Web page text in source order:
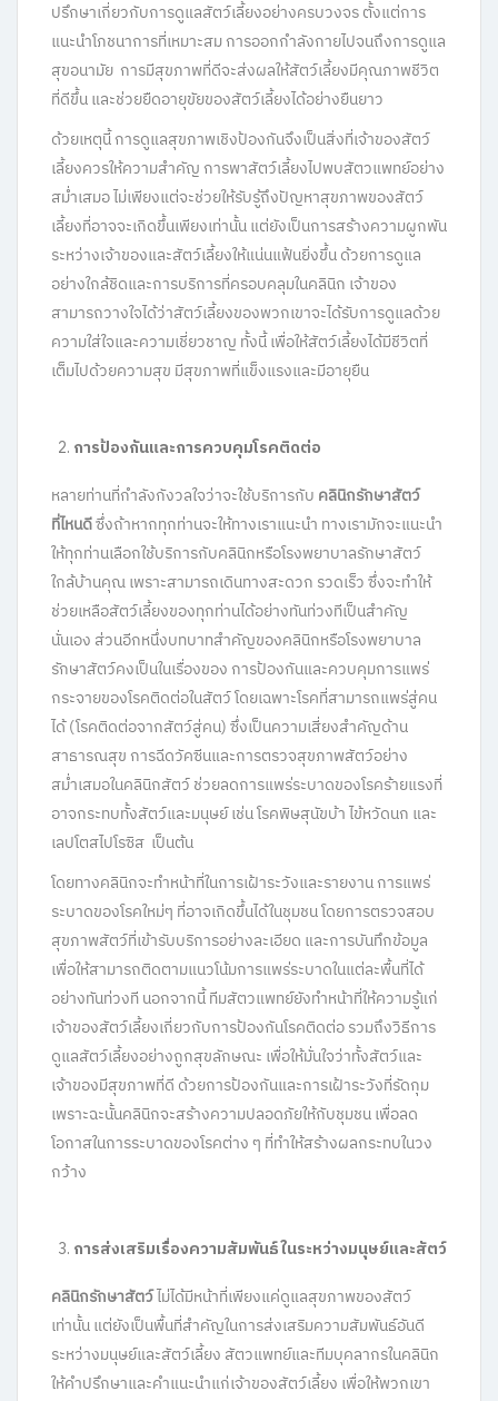
ปรึกษาเกี่ยวกับการดูแลสัตว์เลี้ยงอย่างครบวงจร ตั้งแต่การ
แนะนำโภชนาการที่เหมาะสม การออกกำลังกายไปจนถึงการดูแล
สุขอนามัย การมีสุขภาพที่ดีจะส่งผลให้สัตว์เลี้ยงมีคุณภาพชีวิต
ที่ดีขึ้น และช่วยยืดอายุขัยของสัตว์เลี้ยงได้อย่างยืนยาว
ด้วยเหตุนี้ การดูแลสุขภาพเชิงป้องกันจึงเป็นสิ่งที่เจ้าของสัตว์
เลี้ยงควรให้ความสำคัญ การพาสัตว์เลี้ยงไปพบสัตวแพทย์อย่าง
สม่ำเสมอ ไม่เพียงแต่จะช่วยให้รับรู้ถึงปัญหาสุขภาพของสัตว์
เลี้ยงที่อาจจะเกิดขึ้นเพียงเท่านั้น แต่ยังเป็นการสร้างความผูกพัน
ระหว่างเจ้าของและสัตว์เลี้ยงให้แน่นแฟ้นยิ่งขึ้น ด้วยการดูแล
อย่างใกล้ชิดและการบริการที่ครอบคลุมในคลินิก เจ้าของ
สามารถวางใจได้ว่าสัตว์เลี้ยงของพวกเขาจะได้รับการดูแลด้วย
ความใส่ใจและความเชี่ยวชาญ ทั้งนี้ เพื่อให้สัตว์เลี้ยงได้มีชีวิตที่
เต็มไปด้วยความสุข มีสุขภาพที่แข็งแรงและมีอายุยืน
การป้องกันและการควบคุมโรคติดต่อ
หลายท่านที่กำลังกังวลใจว่าจะใช้บริการกับ คลินิกรักษาสัตว์
ที่ไหนดีซึ่งถ้าหากทุกท่านจะให้ทางเราแนะนำ ทางเรามักจะแนะนำ
ให้ทุกท่านเลือกใช้บริการกับคลินิกหรือโรงพยาบาลรักษาสัตว์
ใกล้บ้านคุณ เพราะสามารถเดินทางสะดวก รวดเร็ว ซึ่งจะทำให้
ช่วยเหลือสัตว์เลี้ยงของทุกท่านได้อย่างทันท่วงทีเป็นสำคัญ
นั่นเอง ส่วนอีกหนึ่งบทบาทสำคัญของคลินิกหรือโรงพยาบาล
รักษาสัตว์คงเป็นในเรื่องของ การป้องกันและควบคุมการแพร่
กระจายของโรคติดต่อในสัตว์ โดยเฉพาะโรคที่สามารถแพร่สู่คน
ได้ (โรคติดต่อจากสัตว์สู่คน) ซึ่งเป็นความเสี่ยงสำคัญด้าน
สาธารณสุข การฉีดวัคซีนและการตรวจสุขภาพสัตว์อย่าง
สม่ำเสมอในคลินิกสัตว์ ช่วยลดการแพร่ระบาดของโรคร้ายแรงที่
อาจกระทบทั้งสัตว์และมนุษย์ เช่น โรคพิษสุนัขบ้า ไข้หวัดนก และ
เลปโตสไปโรซิส เป็นต้น
โดยทางคลินิกจะทำหน้าที่ในการเฝ้าระวังและรายงาน การแพร่
ระบาดของโรคใหม่ๆ ที่อาจเกิดขึ้นได้ในชุมชน โดยการตรวจสอบ
สุขภาพสัตว์ที่เข้ารับบริการอย่างละเอียด และการบันทึกข้อมูล
เพื่อให้สามารถติดตามแนวโน้มการแพร่ระบาดในแต่ละพื้นที่ได้
อย่างทันท่วงที นอกจากนี้ ทีมสัตวแพทย์ยังทำหน้าที่ให้ความรู้แก่
เจ้าของสัตว์เลี้ยงเกี่ยวกับการป้องกันโรคติดต่อ รวมถึงวิธีการ
ดูแลสัตว์เลี้ยงอย่างถูกสุขลักษณะ เพื่อให้มั่นใจว่าทั้งสัตว์และ
เจ้าของมีสุขภาพที่ดี ด้วยการป้องกันและการเฝ้าระวังที่รัดกุม
เพราะฉะนั้นคลินิกจะสร้างความปลอดภัยให้กับชุมชน เพื่อลด
โอกาสในการระบาดของโรคต่าง ๆ ที่ทำให้สร้างผลกระทบในวง
กว้าง
การส่งเสริมเรื่องความสัมพันธ์ในระหว่างมนุษย์และสัตว์
คลินิกรักษาสัตว์ไม่ได้มีหน้าที่เพียงแค่ดูแลสุขภาพของสัตว์
เท่านั้น แต่ยังเป็นพื้นที่สำคัญในการส่งเสริมความสัมพันธ์อันดี
ระหว่างมนุษย์และสัตว์เลี้ยง สัตวแพทย์และทีมบุคลากรในคลินิก
ให้คำปรึกษาและคำแนะนำแก่เจ้าของสัตว์เลี้ยง เพื่อให้พวกเขา